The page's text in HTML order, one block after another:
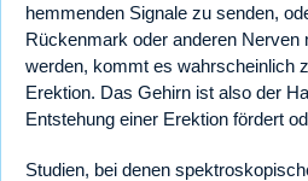
hemmenden Signale zu senden,
Rückenmark oder anderen Nerven
werden, kommt es wahrscheinlich
Erektion. Das Gehirn ist also der
Entstehung einer Erektion fördert
Studien, bei denen